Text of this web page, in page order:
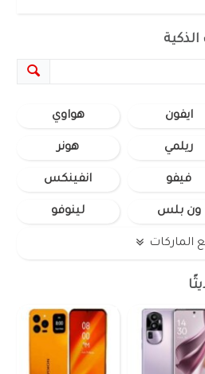
ايفون هواوي
ريلمي هونر
فيفو انفينكس
ون بلس لينوفو
الماركات